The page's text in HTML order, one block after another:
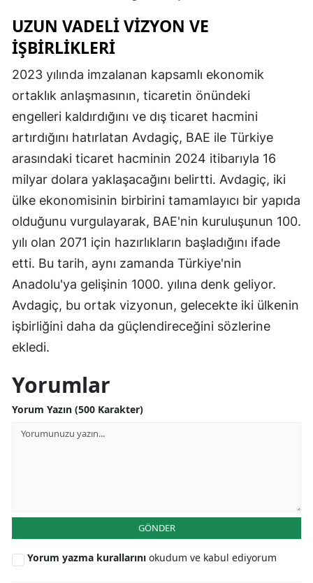
UZUN VADELI VIZYON VE
İŞBIRLIKLERI
2023 yılında imzalanan kapsamlı ekonomik
ortaklık anlaşmasının, ticaretin önündeki
engelleri kaldırdığını ve dış ticaret hacmini
artırdığını hatırlatan Avdagiç, BAE ile Türkiye
arasındaki ticaret hacminin 2024 itibarıyla 16
milyar dolara yaklaşacağını belirtti. Avdagiç, iki
ülke ekonomisinin birbirini tamamlayıcı bir yapıda
olduğunu vurgulayarak, BAE'nin kuruluşunun 100.
yılı olan 2071 için hazırlıkların başladığını ifade
etti. Bu tarih, aynı zamanda Türkiye'nin
Anadolu'ya gelişinin 1000. yılına denk geliyor.
Avdagiç, bu ortak vizyonun, gelecekte iki ülkenin
işbirliğini daha da güçlendireceğini sözlerine
ekledi.
Yorumlar
Yorum Yazın (500 Karakter)
GÖNDER
Yorum yazma kurallarını okudum ve kabul ediyorum